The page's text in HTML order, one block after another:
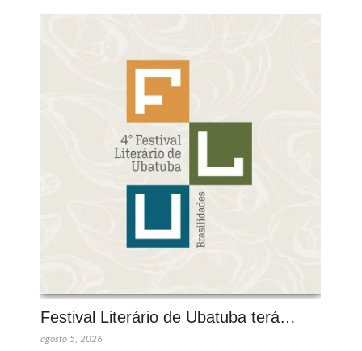
Festival Literário de Ubatuba terá…
agosto 5, 2026